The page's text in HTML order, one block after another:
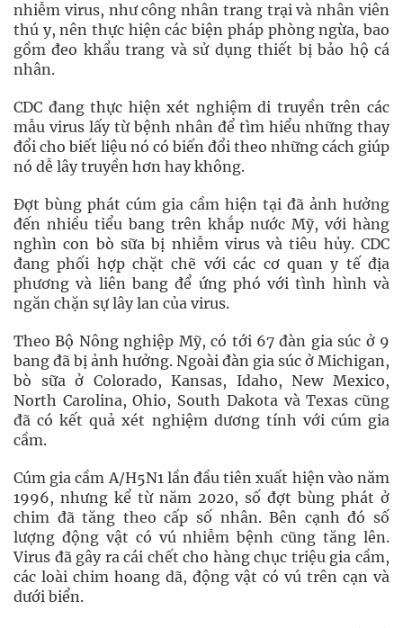
nhiễm virus, như công nhân trang trại và nhân viên
thú y, nên thực hiện các biện pháp phòng ngừa, bao
gồm đeo khẩu trang và sử dụng thiết bị bảo hộ cá
nhân.
CDC đang thực hiện xét nghiệm di truyền trên các
mẫu virus lấy từ bệnh nhân để tìm hiểu những thay
đổi cho biết liệu nó có biến đổi theo những cách giúp
nó dễ lây truyền hơn hay không.
Đợt bùng phát cúm gia cầm hiện tại đã ảnh hưởng
đến nhiều tiểu bang trên khắp nước Mỹ, với hàng
nghìn con bò sữa bị nhiễm virus và tiêu hủy. CDC
đang phối hợp chặt chẽ với các cơ quan y tế địa
phương và liên bang để ứng phó với tình hình và
ngăn chặn sự lây lan của virus.
Theo Bộ Nông nghiệp Mỹ, có tới 67 đàn gia súc ở 9
bang đã bị ảnh hưởng. Ngoài đàn gia súc ở Michigan,
bò sữa ở Colorado, Kansas, Idaho, New Mexico,
North Carolina, Ohio, South Dakota và Texas cũng
đã có kết quả xét nghiệm dương tính với cúm gia
cầm.
Cúm gia cầm A/H5N1 lần đầu tiên xuất hiện vào năm
1996, nhưng kể từ năm 2020, số đợt bùng phát ở
chim đã tăng theo cấp số nhân. Bên cạnh đó số
lượng động vật có vú nhiễm bệnh cũng tăng lên.
Virus đã gây ra cái chết cho hàng chục triệu gia cầm,
các loài chim hoang dã, động vật có vú trên cạn và
dưới biển.